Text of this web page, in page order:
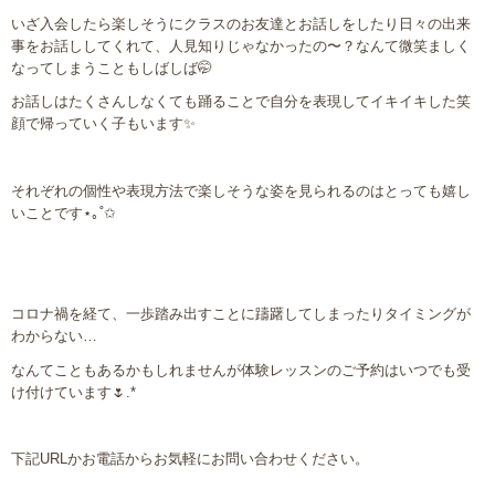
いざ入会したら楽しそうにクラスのお友達とお話しをしたり日々の出来
事をお話ししてくれて、人見知りじゃなかったの〜？なんて微笑ましく
なってしまうこともしばしば🤭
お話しはたくさんしなくても踊ることで自分を表現してイキイキした笑
顔で帰っていく子もいます✨
それぞれの個性や表現方法で楽しそうな姿を見られるのはとっても嬉し
いことです ⋆｡ ˚✩
コロナ禍を経て、一歩踏み出すことに躊躇してしまったりタイミングが
わからない…
なんてこともあるかもしれませんが体験レッスンのご予約はいつでも受
け付けています 🌷 .*
下記URLかお電話からお気軽にお問い合わせください。